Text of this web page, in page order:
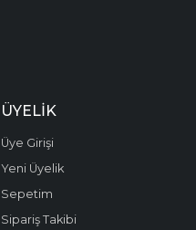
ÜYELIK
Üye Girişi
Yeni Üyelik
Sepetim
Sipariş Takibi